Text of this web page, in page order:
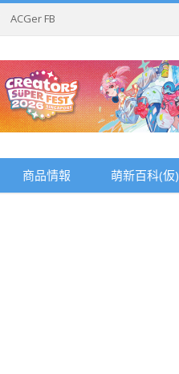
ACGer FB
商品情報 萌新百科(仮)